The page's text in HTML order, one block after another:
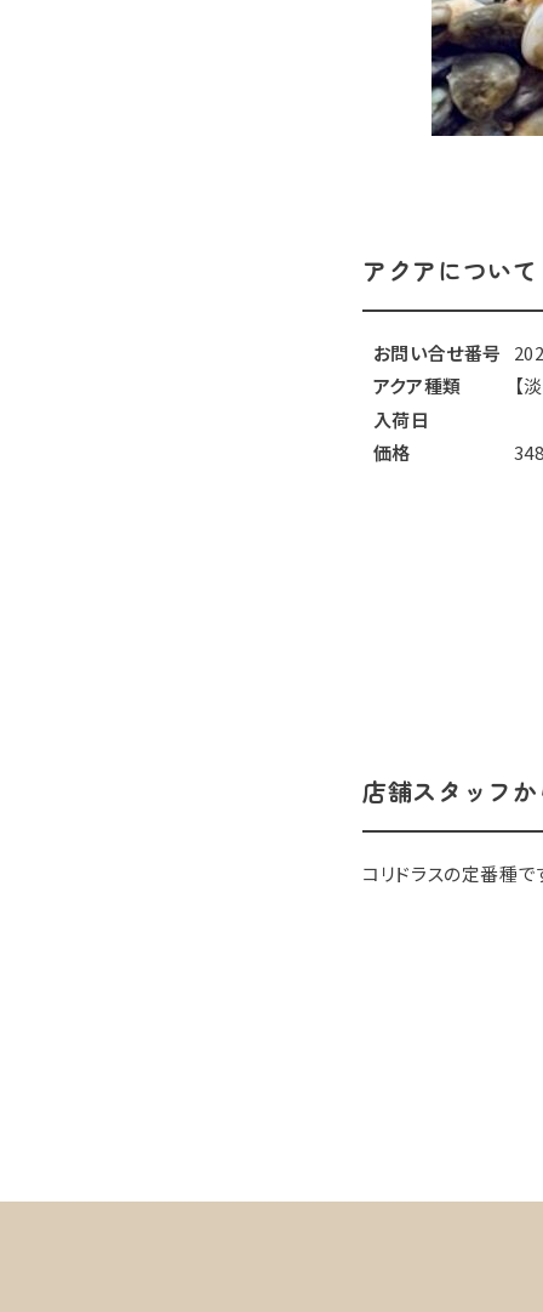
アクアについて
お問い合せ番号
アクア種類
【
入荷日
価格
店舗スタッフか
コリドラスの定番種で